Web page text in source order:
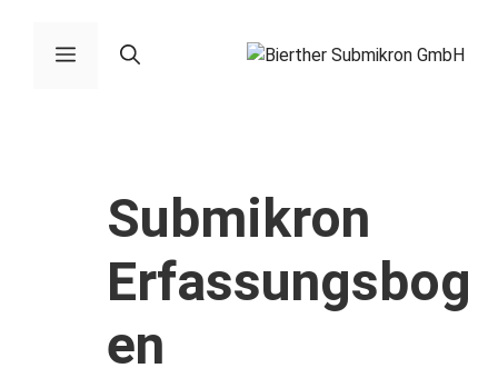
springen Menü
Submikron
Erfassungsbog
en